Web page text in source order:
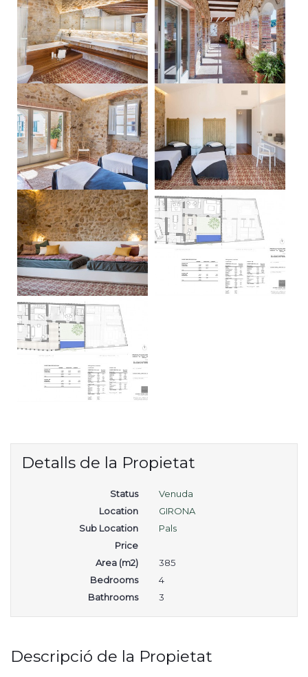
Detalls de la Propietat
Status
Venuda
Location
GIRONA
Sub Location
Pals
Price
Area (m2)
385
Bedrooms
4
Bathrooms
3
Descripció de la Propietat